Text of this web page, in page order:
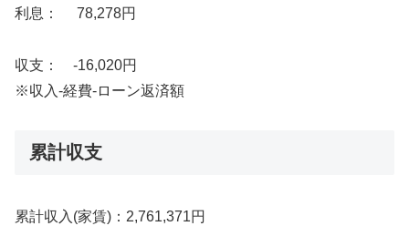
利息： 78,278円
収支： -16,020円
※収入-経費-ローン返済額
累計収支
累計収入(家賃)：2,761,371円